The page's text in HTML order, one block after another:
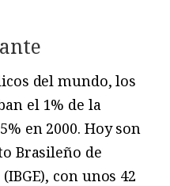
del mundo, los
el 1% de la
en 2000. Hoy son
Brasileño de
con unos 42